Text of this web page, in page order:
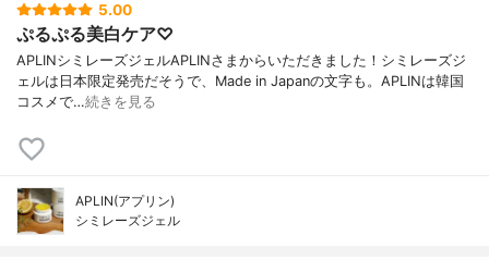
5.00
ぷるぷる美白ケア♡
APLINシミレーズジェルAPLINさまからいただきました！シミレーズジ
ェルは日本限定発売だそうで、Made in Japanの文字も。APLINは韓国
コスメで…続きを見る
APLIN(アプリン)
シミレーズジェル